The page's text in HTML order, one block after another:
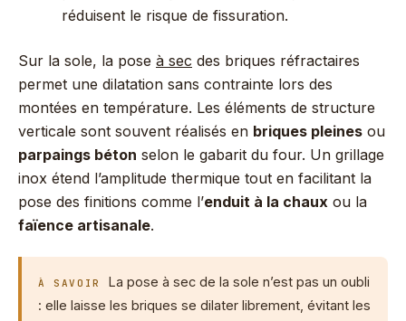
réduisent le risque de fissuration.
Sur la sole, la pose à sec des briques réfractaires
permet une dilatation sans contrainte lors des
montées en température. Les éléments de structure
verticale sont souvent réalisés en briques pleines ou
parpaings béton selon le gabarit du four. Un grillage
inox étend l’amplitude thermique tout en facilitant la
pose des finitions comme l’enduit à la chaux ou la
faïence artisanale.
À SAVOIR
La pose à sec de la sole n’est pas un oubli
: elle laisse les briques se dilater librement, évitant les